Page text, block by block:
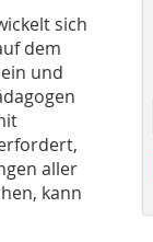
sich
dem
und
aller
kann